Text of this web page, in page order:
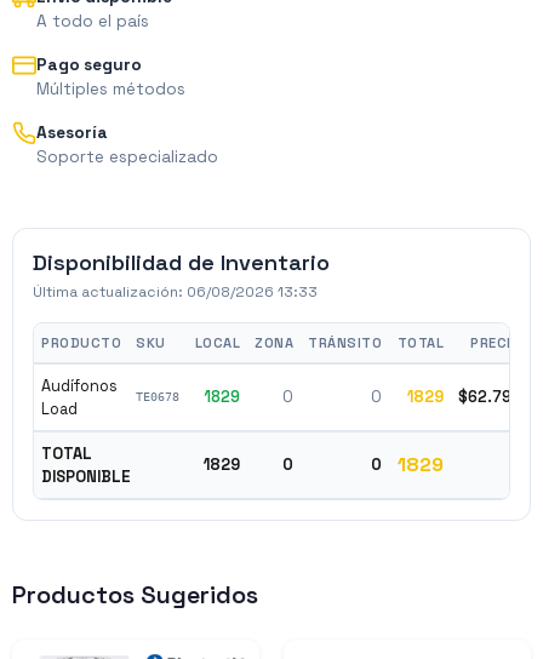
A todo el país
Pago seguro
Múltiples métodos
Asesoría
Soporte especializado
Disponibilidad de Inventario
Última actualización: 06/08/2026 13:33
PRODUCTO SKU LOCAL ZONA TRÁNSITO TOTAL PRECIO
Audífonos
Load
TE0678 1829 0 0 1829 $62.790
TOTAL
DISPONIBLE
1829 0 0 1829
Productos Sugeridos